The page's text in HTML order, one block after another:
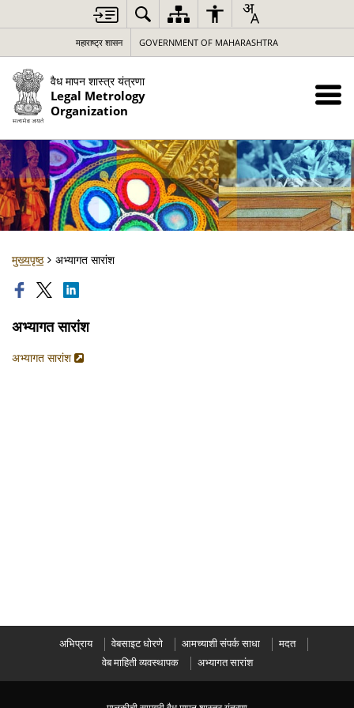
महाराष्ट्र शासन GOVERNMENT OF MAHARASHTRA
वैध मापन शास्त्र यंत्रणा
Legal Metrology
Organization
मुख्यपृष्ठ अभ्यागत सारांश
अभ्यागत सारांश
अभ्यागत सारांश
अभिप्राय वेबसाइट धोरणे आमच्याशी संपर्क साधा
मदत
वेब माहिती व्यवस्थापक
अभ्यागत सारांश